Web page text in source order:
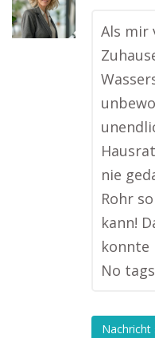
Als mir
nie
Rohr
kann!
konnte
No
Nachricht